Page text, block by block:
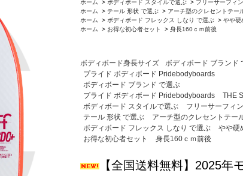
ホーム
> ボディボード スタイルで選ぶ > フリーサーフィ
ホーム
> テール 形状 で選ぶ > アーチ型のクレセントテー
ホーム
> ボディボード フレックス しなり で選ぶ > やや硬
ホーム
> お得な初心者セット > 身長160ｃｍ前後
ボディボード身長サイズ
ボディボード ブランド
プライド ボディボード Pridebodyboards
ボディボード ブランド で選ぶ
プライド ボディボード Pridebodyboards
THE
ボディボード スタイルで選ぶ
フリーサーフィ
テール 形状 で選ぶ
アーチ型のクレセントテー
ボディボード フレックス しなり で選ぶ
やや硬
お得な初心者セット
身長160ｃｍ前後
【全国送料無料】2025年